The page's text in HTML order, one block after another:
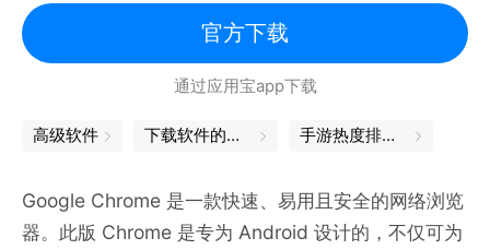
官方下载
通过应用宝app下载
高级软件 下载软件的软件 手游热度排行榜
Google Chrome 是一款快速、易用且安全的网络浏览
器。此版 Chrome 是专为 Android 设计的，不仅可为